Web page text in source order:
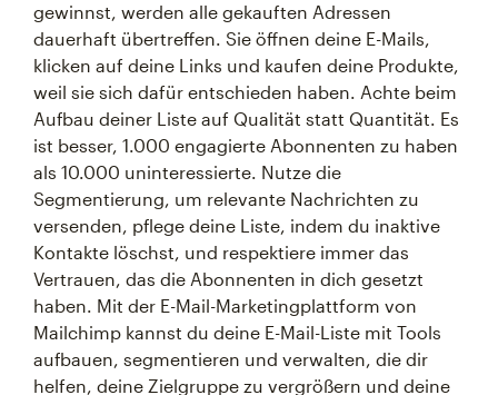
gewinnst, werden alle gekauften Adressen
dauerhaft übertreffen. Sie öffnen deine E-Mails,
klicken auf deine Links und kaufen deine Produkte,
weil sie sich dafür entschieden haben. Achte beim
Aufbau deiner Liste auf Qualität statt Quantität. Es
ist besser, 1.000 engagierte Abonnenten zu haben
als 10.000 uninteressierte. Nutze die
Segmentierung, um relevante Nachrichten zu
versenden, pflege deine Liste, indem du inaktive
Kontakte löschst, und respektiere immer das
Vertrauen, das die Abonnenten in dich gesetzt
haben. Mit der E-Mail-Marketingplattform von
Mailchimp kannst du deine E-Mail-Liste mit Tools
aufbauen, segmentieren und verwalten, die dir
helfen, deine Zielgruppe zu vergrößern und deine